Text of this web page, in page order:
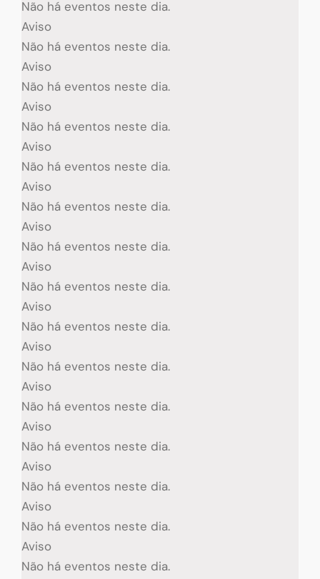
Não há eventos neste dia.
Aviso
Não há eventos neste dia.
Aviso
Não há eventos neste dia.
Aviso
Não há eventos neste dia.
Aviso
Não há eventos neste dia.
Aviso
Não há eventos neste dia.
Aviso
Não há eventos neste dia.
Aviso
Não há eventos neste dia.
Aviso
Não há eventos neste dia.
Aviso
Não há eventos neste dia.
Aviso
Não há eventos neste dia.
Aviso
Não há eventos neste dia.
Aviso
Não há eventos neste dia.
Aviso
Não há eventos neste dia.
Aviso
Não há eventos neste dia.